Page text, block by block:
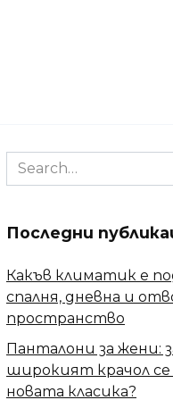
Search
for:
Последни
Какъв климатик е
спалня, дневна и
пространство
Панталони за жени:
широкият крачол се
новата класика?